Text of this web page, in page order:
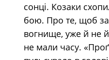
сонці. Козаки
бою. Про те, щоб
вогнище, уже й не
не мали часу.